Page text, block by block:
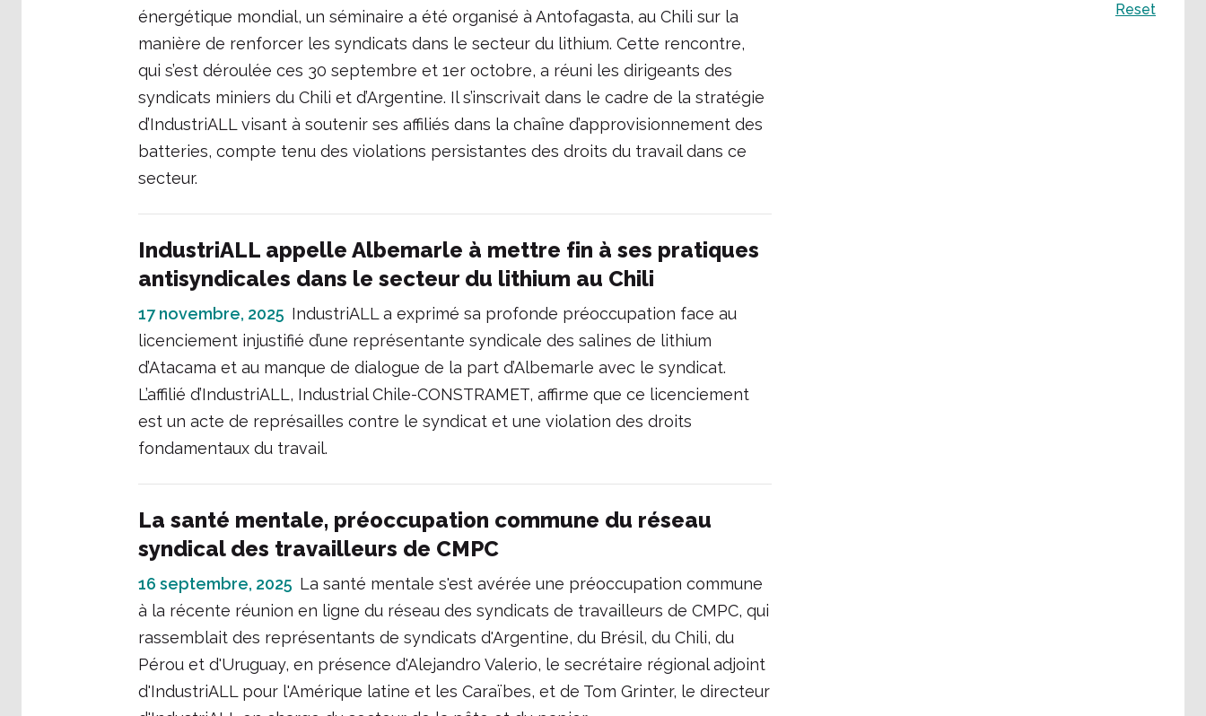
énergétique mondial, un séminaire a été organisé à Antofagasta, au Chili sur la
manière de renforcer les syndicats dans le secteur du lithium. Cette rencontre,
qui s’est déroulée ces 30 septembre et 1er octobre, a réuni les dirigeants des
syndicats miniers du Chili et d’Argentine. Il s’inscrivait dans le cadre de la stratégie
d’IndustriALL visant à soutenir ses affiliés dans la chaîne d’approvisionnement des
batteries, compte tenu des violations persistantes des droits du travail dans ce
secteur.
IndustriALL appelle Albemarle à mettre fin à ses pratiques
antisyndicales dans le secteur du lithium au Chili
17 novembre, 2025 IndustriALL a exprimé sa profonde préoccupation face au
licenciement injustifié d’une représentante syndicale des salines de lithium
d’Atacama et au manque de dialogue de la part d’Albemarle avec le syndicat.
L’affilié d’IndustriALL, Industrial Chile-CONSTRAMET, affirme que ce licenciement
est un acte de représailles contre le syndicat et une violation des droits
fondamentaux du travail.
La santé mentale, préoccupation commune du réseau
syndical des travailleurs de CMPC
16 septembre, 2025 La santé mentale s'est avérée une préoccupation commune
à la récente réunion en ligne du réseau des syndicats de travailleurs de CMPC, qui
rassemblait des représentants de syndicats d'Argentine, du Brésil, du Chili, du
Pérou et d'Uruguay, en présence d'Alejandro Valerio, le secrétaire régional adjoint
d'IndustriALL pour l'Amérique latine et les Caraïbes, et de Tom Grinter, le directeur
Reset